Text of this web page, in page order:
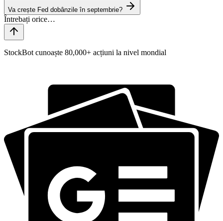
Va crește Fed dobânzile în septembrie?
StockBot cunoaște 80,000+ acțiuni la nivel mondial